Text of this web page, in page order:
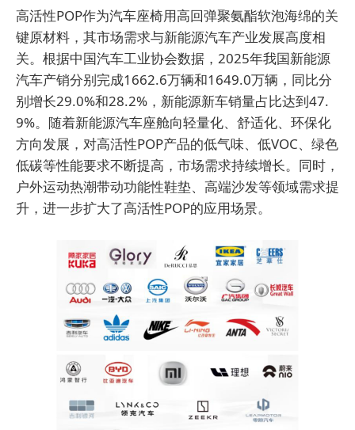
高活性POP作为汽车座椅用高回弹聚氨酯软泡海绵的关
键原材料，其市场需求与新能源汽车产业发展高度相
关。根据中国汽车工业协会数据，2025年我国新能源
汽车产销分别完成1662.6万辆和1649.0万辆，同比分
别增长29.0%和28.2%，新能源新车销量占比达到47.
9%。随着新能源汽车座舱向轻量化、舒适化、环保化
方向发展，对高活性POP产品的低气味、低VOC、绿色
低碳等性能要求不断提高，市场需求持续增长。同时，
户外运动热潮带动功能性鞋垫、高端沙发等领域需求提
升，进一步扩大了高活性POP的应用场景。